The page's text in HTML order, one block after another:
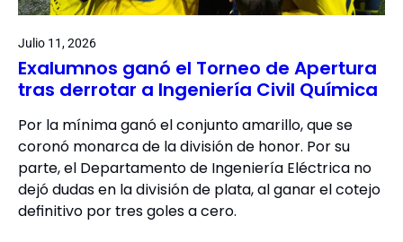
Julio 11, 2026
Exalumnos ganó el Torneo de Apertura
tras derrotar a Ingeniería Civil Química
Por la mínima ganó el conjunto amarillo, que se
coronó monarca de la división de honor. Por su
parte, el Departamento de Ingeniería Eléctrica no
dejó dudas en la división de plata, al ganar el cotejo
definitivo por tres goles a cero.